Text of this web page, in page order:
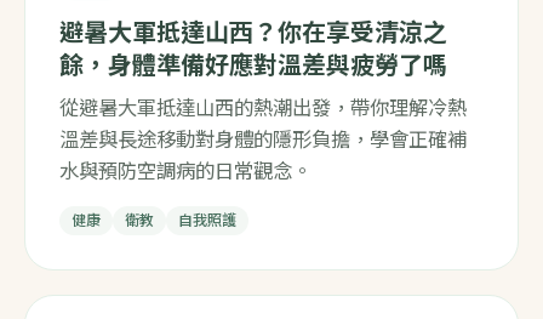
避暑大軍抵達山西？你在享受清涼之
餘，身體準備好應對溫差與疲勞了嗎
從避暑大軍抵達山西的熱潮出發，帶你理解冷熱
溫差與長途移動對身體的隱形負擔，學會正確補
水與預防空調病的日常觀念。
健康 衛教 自我照護